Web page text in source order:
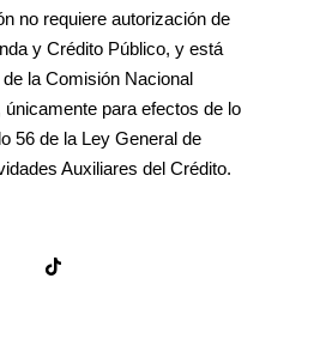
no requiere autorización de
y Crédito Público, y está
la Comisión Nacional
para efectos de lo
56 de la Ley General de
Auxiliares del Crédito.